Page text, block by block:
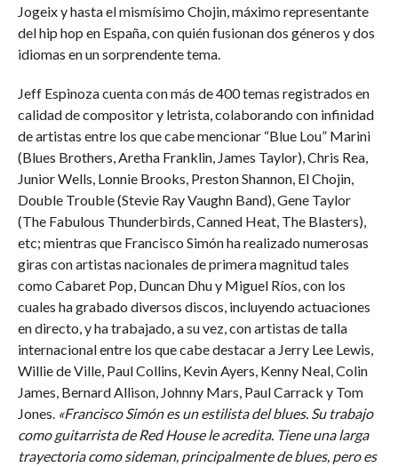
Jogeix y hasta el mismísimo Chojin, máximo representante
del hip hop en España, con quién fusionan dos géneros y dos
idiomas en un sorprendente tema.
Jeff Espinoza cuenta con más de 400 temas registrados en
calidad de compositor y letrista, colaborando con infinidad
de artistas entre los que cabe mencionar “Blue Lou” Marini
(Blues Brothers, Aretha Franklin, James Taylor), Chris Rea,
Junior Wells, Lonnie Brooks, Preston Shannon, El Chojin,
Double Trouble (Stevie Ray Vaughn Band), Gene Taylor
(The Fabulous Thunderbirds, Canned Heat, The Blasters),
etc; mientras que Francisco Simón ha realizado numerosas
giras con artistas nacionales de primera magnitud tales
como Cabaret Pop, Duncan Dhu y Miguel Ríos, con los
cuales ha grabado diversos discos, incluyendo actuaciones
en directo, y ha trabajado, a su vez, con artistas de talla
internacional entre los que cabe destacar a Jerry Lee Lewis,
Willie de Ville, Paul Collins, Kevin Ayers, Kenny Neal, Colin
James, Bernard Allison, Johnny Mars, Paul Carrack y Tom
Jones. «Francisco Simón es un estilista del blues. Su trabajo
como guitarrista de Red House le acredita. Tiene una larga
trayectoria como sideman, principalmente de blues, pero es